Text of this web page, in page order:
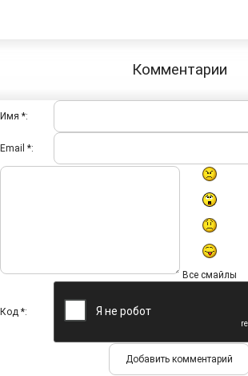
Комментарии
Имя *:
Email *:
Все смайлы
Код *: